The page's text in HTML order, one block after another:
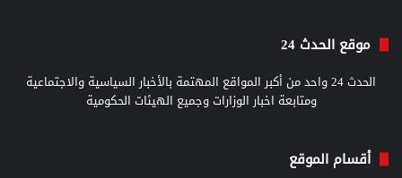
موقع الحدث 24
الحدث 24 واحد من أكبر المواقع المهتمة بالأخبار السياسية والاجتماعية
ومتابعة اخبار الوزارات وجميع الهيئات الحكومية
أقسام الموقع